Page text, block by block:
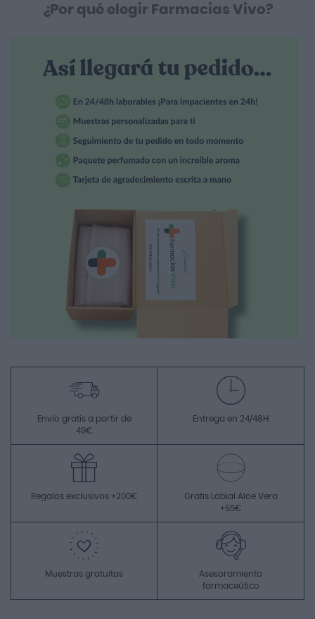
¿Por qué elegir Farmacias Vivo?
Envío gratis a partir de
49€
Entrega en 24/48H
Regalos exclusivos +200€
Gratis Labial Aloe Vera
+65€
Muestras gratuitas
Asesoramiento
farmaceútico